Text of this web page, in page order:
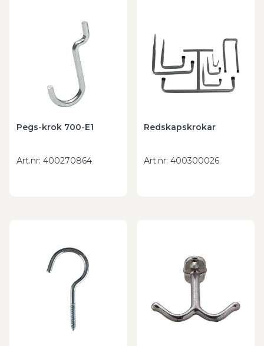
Pegs-krok 700-E1
Art.nr: 400270864
Redskapskrokar
Art.nr: 400300026